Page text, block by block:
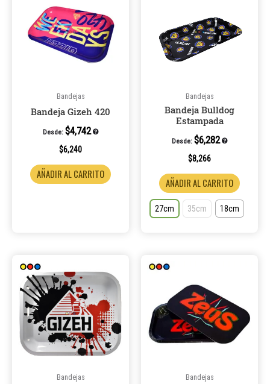
Bandejas
Bandeja Gizeh 420
Desde: $4,742
$6,240
AÑADIR AL CARRITO
Bandejas
Bandeja Bulldog
Estampada
Desde: $6,282
$8,266
AÑADIR AL CARRITO
27cm 35cm 18cm
Bandejas Bandejas